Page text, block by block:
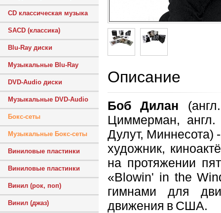
CD классическая музыка
SACD (классика)
Blu-Ray диски
Музыкальные Blu-Ray
DVD-Audio диски
Музыкальные DVD-Audio
Бокс-сеты
Музыкальные Бокс-сеты
Виниловые пластинки
Виниловые пластинки
Винил (рок, поп)
Винил (джаз)
Описание
Боб Дилан
Циммерман,
Дулут, Миннесота)
художник,
на протяжении
«Blowin' in the
гимнами для
движения в США.